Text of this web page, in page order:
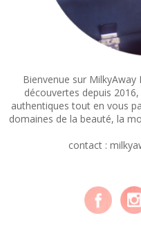
Bienvenue sur
découvertes depuis
authentiques tout en vous
domaines de la beauté, la
contact :